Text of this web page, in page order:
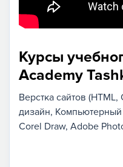
Курсы
Academy
Верстка сайтов (HTML,
дизайн Компьютерный
Corel Draw Adobe